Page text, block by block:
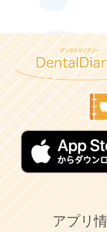
アプリ